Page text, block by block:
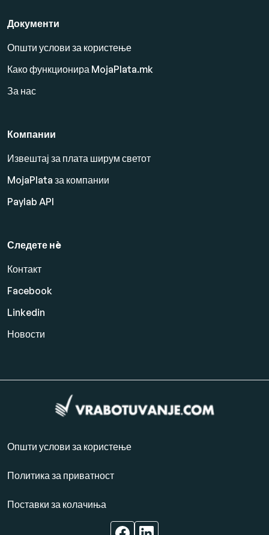
Документи
Општи услови за користење
Како функционира MojaPlata.mk
За нас
Компании
Извештај за плата ширум светот
MojaPlata за компании
Paylab API
Следете нè
Контакт
Facebook
Linkedin
Новости
Општи услови за користење
Политика за приватност
Поставки за колачиња